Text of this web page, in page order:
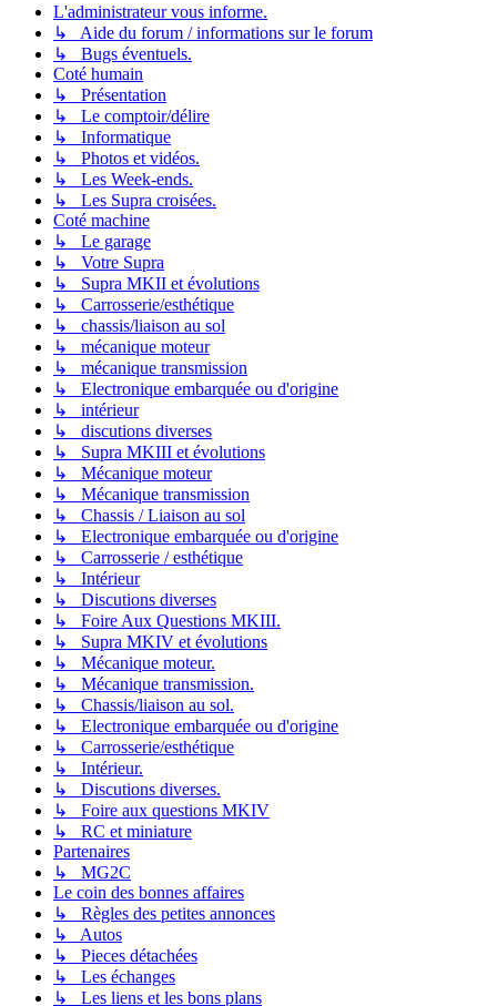
L'administrateur vous informe.
↳ Aide du forum / informations sur le forum
↳ Bugs éventuels.
Coté humain
↳ Présentation
↳ Le comptoir/délire
↳ Informatique
↳ Photos et vidéos.
↳ Les Week-ends.
↳ Les Supra croisées.
Coté machine
↳ Le garage
↳ Votre Supra
↳ Supra MKII et évolutions
↳ Carrosserie/esthétique
↳ chassis/liaison au sol
↳ mécanique moteur
↳ mécanique transmission
↳ Electronique embarquée ou d'origine
↳ intérieur
↳ discutions diverses
↳ Supra MKIII et évolutions
↳ Mécanique moteur
↳ Mécanique transmission
↳ Chassis / Liaison au sol
↳ Electronique embarquée ou d'origine
↳ Carrosserie / esthétique
↳ Intérieur
↳ Discutions diverses
↳ Foire Aux Questions MKIII.
↳ Supra MKIV et évolutions
↳ Mécanique moteur.
↳ Mécanique transmission.
↳ Chassis/liaison au sol.
↳ Electronique embarquée ou d'origine
↳ Carrosserie/esthétique
↳ Intérieur.
↳ Discutions diverses.
↳ Foire aux questions MKIV
↳ RC et miniature
Partenaires
↳ MG2C
Le coin des bonnes affaires
↳ Règles des petites annonces
↳ Autos
↳ Pieces détachées
↳ Les échanges
↳ Les liens et les bons plans